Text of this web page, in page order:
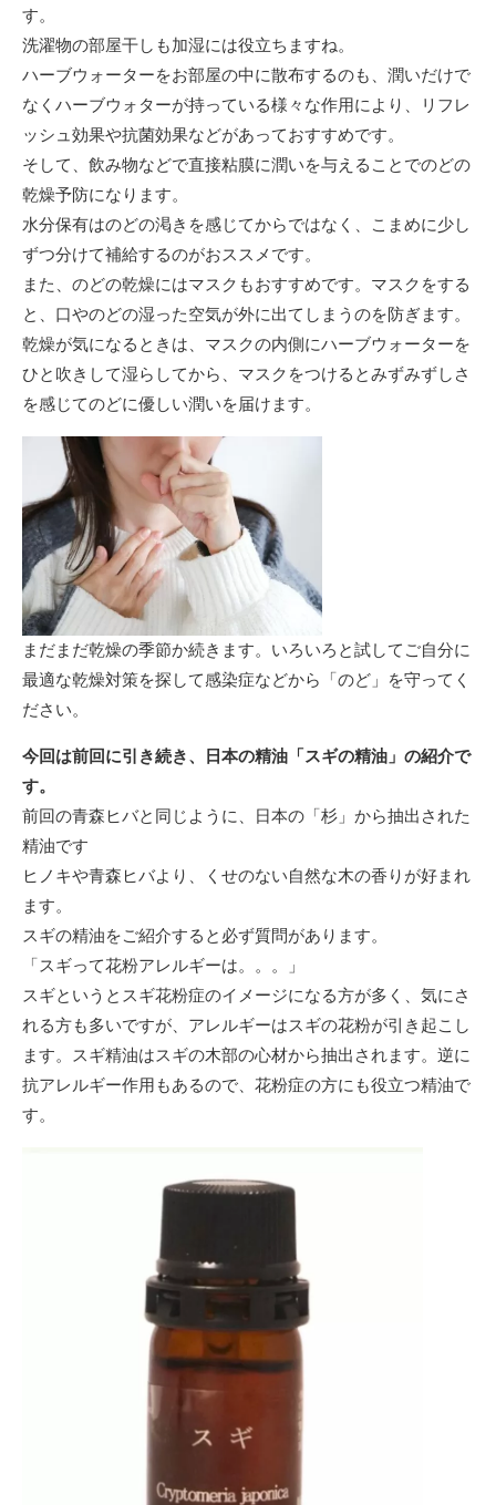
す。
洗濯物の部屋干しも加湿には役立ちますね。
ハーブウォーターをお部屋の中に散布するのも、潤いだけで
なくハーブウォターが持っている様々な作用により、リフレ
ッシュ効果や抗菌効果などがあっておすすめです。
そして、飲み物などで直接粘膜に潤いを与えることでのどの
乾燥予防になります。
水分保有はのどの渇きを感じてからではなく、こまめに少し
ずつ分けて補給するのがおススメです。
また、のどの乾燥にはマスクもおすすめです。マスクをする
と、口やのどの湿った空気が外に出てしまうのを防ぎます。
乾燥が気になるときは、マスクの内側にハーブウォーターを
ひと吹きして湿らしてから、マスクをつけるとみずみずしさ
を感じてのどに優しい潤いを届けます。
まだまだ乾燥の季節か続きます。いろいろと試してご自分に
最適な乾燥対策を探して感染症などから「のど」を守ってく
ださい。
今回は前回に引き続き、日本の精油「スギの精油」の紹介で
す。
前回の青森ヒバと同じように、日本の「杉」から抽出された
精油です
ヒノキや青森ヒバより、くせのない自然な木の香りが好まれ
ます。
スギの精油をご紹介すると必ず質問があります。
「スギって花粉アレルギーは。。。」
スギというとスギ花粉症のイメージになる方が多く、気にさ
れる方も多いですが、アレルギーはスギの花粉が引き起こし
ます。スギ精油はスギの木部の心材から抽出されます。逆に
抗アレルギー作用もあるので、花粉症の方にも役立つ精油で
す。